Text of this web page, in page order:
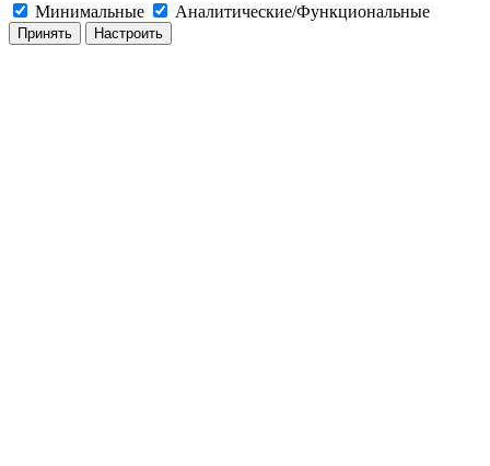
Минимальные Аналитические/Функциональные
Принять Настроить